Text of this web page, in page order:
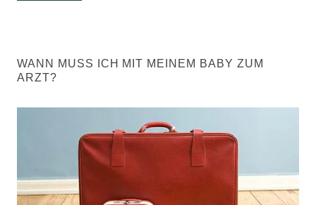
WANN MUSS ICH MIT MEINEM BABY ZUM
ARZT?